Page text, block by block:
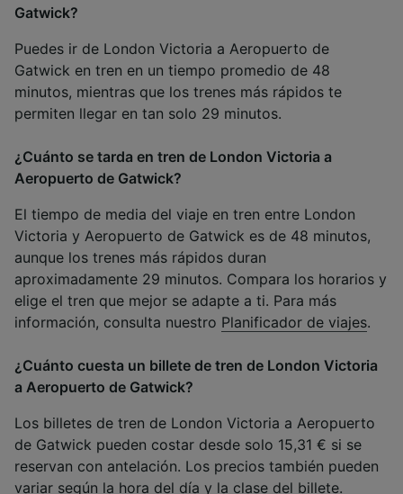
Gatwick?
Puedes ir de London Victoria a Aeropuerto de
Gatwick en tren en un tiempo promedio de 48
minutos, mientras que los trenes más rápidos te
permiten llegar en tan solo 29 minutos.
¿Cuánto se tarda en tren de London Victoria a
Aeropuerto de Gatwick?
El tiempo de media del viaje en tren entre London
Victoria y Aeropuerto de Gatwick es de 48 minutos,
aunque los trenes más rápidos duran
aproximadamente 29 minutos. Compara los horarios y
elige el tren que mejor se adapte a ti. Para más
información, consulta nuestro Planificador de viajes.
¿Cuánto cuesta un billete de tren de London Victoria
a Aeropuerto de Gatwick?
Los billetes de tren de London Victoria a Aeropuerto
de Gatwick pueden costar desde solo 15,31 € si se
reservan con antelación. Los precios también pueden
variar según la hora del día y la clase del billete.